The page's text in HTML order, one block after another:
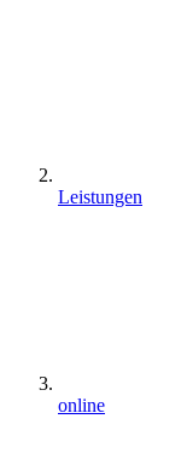
Leistungen
online